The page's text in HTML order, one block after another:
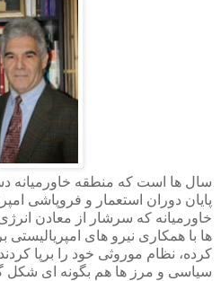
سال ها است که منطقه خاورمیانه
پایان دوران استعمار و فروپاشی
خاورمیانه که سرشار از معادن
ها با همکاری نیرو های
کرده، نظام موروثی خود را برپا
سیاسی و مرز ها هم بگونه ای